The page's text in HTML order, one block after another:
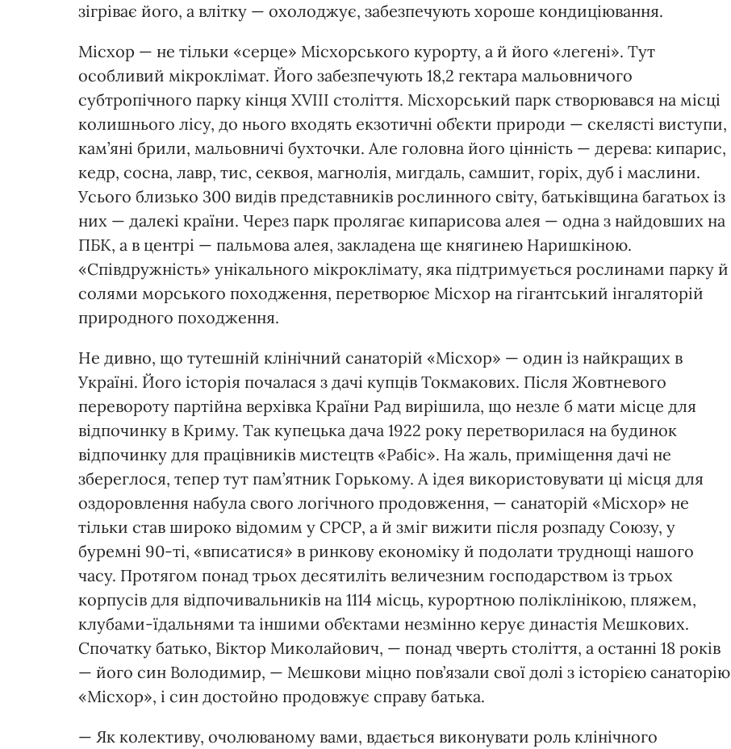
зігріває його, а влітку — охолоджує, забезпечують хороше кондиціювання.
Місхор — не тільки «серце» Місхорського курорту, а й його «легені». Тут
особливий мікроклімат. Його забезпечують 18,2 гектара мальовничого
субтропічного парку кінця XVIII століття. Місхорський парк створювався на місці
колишнього лісу, до нього входять екзотичні об’єкти природи — скелясті виступи,
кам’яні брили, мальовничі бухточки. Але головна його цінність — дерева: кипарис,
кедр, сосна, лавр, тис, секвоя, магнолія, мигдаль, самшит, горіх, дуб і маслини.
Усього близько 300 видів представників рослинного світу, батьківщина багатьох із
них — далекі країни. Через парк пролягає кипарисова алея — одна з найдовших на
ПБК, а в центрі — пальмова алея, закладена ще княгинею Наришкіною.
«Співдружність» унікального мікроклімату, яка підтримується рослинами парку й
солями морського походження, перетворює Місхор на гігантський інгаляторій
природного походження.
Не дивно, що тутешній клінічний санаторій «Місхор» — один із найкращих в
Україні. Його історія почалася з дачі купців Токмакових. Після Жовтневого
перевороту партійна верхівка Країни Рад вирішила, що незле б мати місце для
відпочинку в Криму. Так купецька дача 1922 року перетворилася на будинок
відпочинку для працівників мистецтв «Рабіс». На жаль, приміщення дачі не
збереглося, тепер тут пам’ятник Горькому. А ідея використовувати ці місця для
оздоровлення набула свого логічного продовження, — санаторій «Місхор» не
тільки став широко відомим у СРСР, а й зміг вижити після розпаду Союзу, у
буремні 90-ті, «вписатися» в ринкову економіку й подолати труднощі нашого
часу. Протягом понад трьох десятиліть величезним господарством із трьох
корпусів для відпочивальників на 1114 місць, курортною поліклінікою, пляжем,
клубами-їдальнями та іншими об’єктами незмінно керує династія Мєшкових.
Спочатку батько, Віктор Миколайович, — понад чверть століття, а останні 18 років
— його син Володимир, — Мєшкови міцно пов’язали свої долі з історією санаторію
«Місхор», і син достойно продовжує справу батька.
— Як колективу, очолюваному вами, вдається виконувати роль клінічного